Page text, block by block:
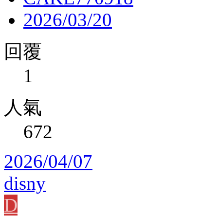
2026/03/20
回覆
1
人氣
672
2026/04/07
disny
D